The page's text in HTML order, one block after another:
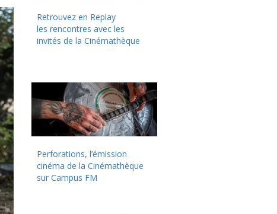
Retrouvez en Replay
les rencontres avec les
invités de la Cinémathèque
Perforations, l’émission
cinéma de la Cinémathèque
sur Campus FM